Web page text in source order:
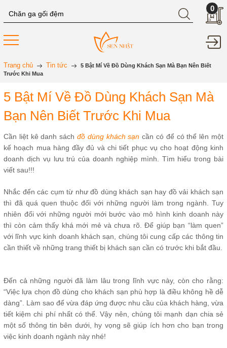
0
Trang chủ Tin tức
5 Bật Mí Về Đồ Dùng Khách Sạn Mà Bạn Nên Biết
Trước Khi Mua
5 Bật Mí Về Đồ Dùng Khách Sạn Mà
Bạn Nên Biết Trước Khi Mua
Cần liệt kê danh sách đồ dùng khách sạn cần có để có thể lên một
kế hoạch mua hàng đầy đủ và chi tiết phục vụ cho hoạt động kinh
doanh dịch vụ lưu trú của doanh nghiệp mình. Tìm hiểu trong bài
viết sau!!!
Nhắc đến các cụm từ như đồ dùng khách sạn hay đồ vải khách sạn
thì đã quá quen thuộc đối với những người làm trong ngành. Tuy
nhiên đối với những người mới bước vào mô hình kinh doanh này
thì còn cảm thấy khá mới mẻ và chưa rõ. Để giúp bạn “làm quen”
với lĩnh vực kinh doanh khách sạn, chúng tôi cung cấp các thông tin
cần thiết về những trang thiết bị khách sạn cần có trước khi bắt đầu.
Đến cả những người đã làm lâu trong lĩnh vực này, còn cho rằng:
“Việc lựa chọn đồ dùng cho khách sạn phù hợp là điều không hề dễ
dàng”. Làm sao để vừa đáp ứng được nhu cầu của khách hàng, vừa
tiết kiệm chi phí nhất có thể. Vậy nên, chúng tôi mạnh dạn chia sẻ
một số thông tin bên dưới, hy vọng sẽ giúp ích hơn cho bạn trong
việc kinh doanh ngành này nhé!